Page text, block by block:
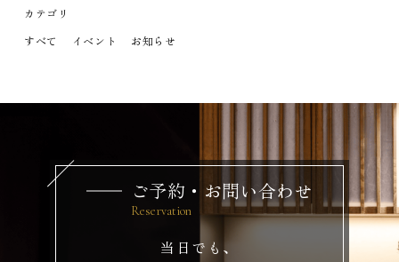
カテゴリ
すべて
イベント お知らせ
ご予約・お問い合わせ
当日でも、